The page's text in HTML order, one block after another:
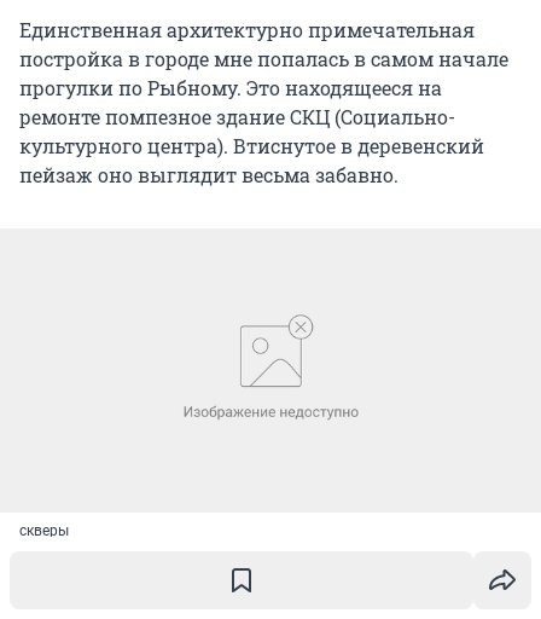
Единственная архитектурно примечательная
постройка в городе мне попалась в самом начале
прогулки по Рыбному. Это находящееся на
ремонте помпезное здание СКЦ (Социально-
культурного центра). Втиснутое в деревенский
пейзаж оно выглядит весьма забавно.
скверы
Как здесь люди живут?